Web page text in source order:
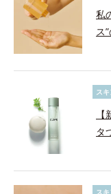
私
ス
ス
タ
ス